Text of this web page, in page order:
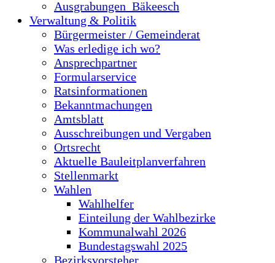
Ausgrabungen_Bäkeesch
Verwaltung & Politik
Bürgermeister / Gemeinderat
Was erledige ich wo?
Ansprechpartner
Formularservice
Ratsinformationen
Bekanntmachungen
Amtsblatt
Ausschreibungen und Vergaben
Ortsrecht
Aktuelle Bauleitplanverfahren
Stellenmarkt
Wahlen
Wahlhelfer
Einteilung der Wahlbezirke
Kommunalwahl 2026
Bundestagswahl 2025
Bezirksvorsteher